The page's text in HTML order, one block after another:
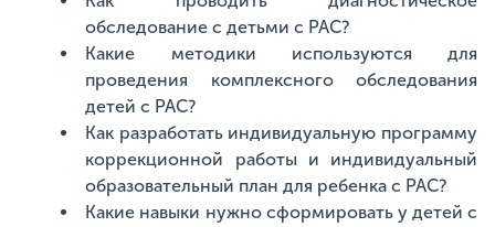
обследование с детьми с РАС?
Какие методики используются для
проведения комплексного обследования
детей с РАС?
Как разработать индивидуальную программу
коррекционной работы и индивидуальный
образовательный план для ребенка с РАС?
Какие навыки нужно сформировать у детей с